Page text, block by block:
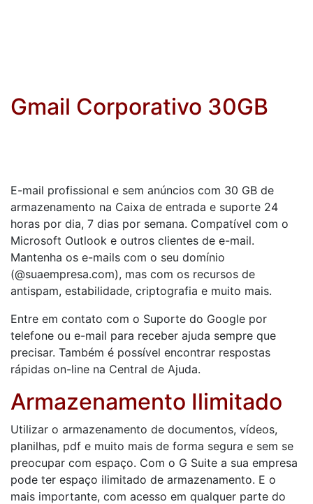
Gmail Corporativo 30GB
E-mail profissional e sem anúncios com 30 GB de
armazenamento na Caixa de entrada e suporte 24
horas por dia, 7 dias por semana. Compatível com o
Microsoft Outlook e outros clientes de e-mail.
Mantenha os e-mails com o seu domínio
(@suaempresa.com), mas com os recursos de
antispam, estabilidade, criptografia e muito mais.
Entre em contato com o Suporte do Google por
telefone ou e-mail para receber ajuda sempre que
precisar. Também é possível encontrar respostas
rápidas on-line na Central de Ajuda.
Armazenamento Ilimitado
Utilizar o armazenamento de documentos, vídeos,
planilhas, pdf e muito mais de forma segura e sem se
preocupar com espaço. Com o G Suite a sua empresa
pode ter espaço ilimitado de armazenamento. E o
mais importante, com acesso em qualquer parte do